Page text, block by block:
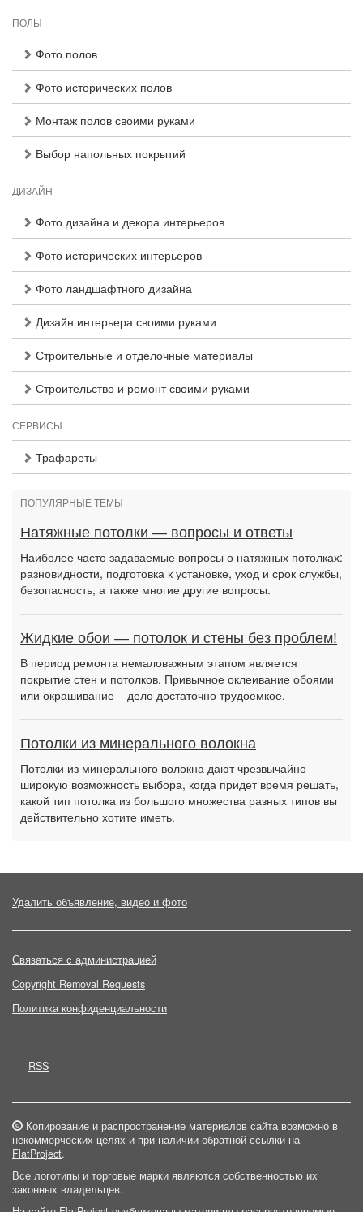
ПОЛЫ
Фото полов
Фото исторических полов
Монтаж полов своими руками
Выбор напольных покрытий
ДИЗАЙН
Фото дизайна и декора интерьеров
Фото исторических интерьеров
Фото ландшафтного дизайна
Дизайн интерьера своими руками
Строительные и отделочные материалы
Строительство и ремонт своими руками
СЕРВИСЫ
Трафареты
ПОПУЛЯРНЫЕ ТЕМЫ
Натяжные потолки — вопросы и ответы
Наиболее часто задаваемые вопросы о натяжных потолках:
разновидности, подготовка к установке, уход и срок службы,
безопасность, а также многие другие вопросы.
Жидкие обои — потолок и стены без проблем!
В период ремонта немаловажным этапом является
покрытие стен и потолков. Привычное оклеивание обоями
или окрашивание – дело достаточно трудоемкое.
Потолки из минерального волокна
Потолки из минерального волокна дают чрезвычайно
широкую возможность выбора, когда придет время решать,
какой тип потолка из большого множества разных типов вы
действительно хотите иметь.
Удалить объявление, видео и фото
Связаться с администрацией
Copyright Removal Requests
Политика конфиденциальности
RSS
Копирование и распространение материалов сайта возможно в
некоммерческих целях и при наличии обратной ссылки на
FlatProject.
Все логотипы и торговые марки являются собственностью их
законных владельцев.